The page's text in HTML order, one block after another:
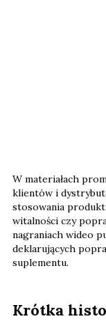
W materiałach
klientów i
stosowania
witalności czy
nagraniach wideo
deklarujących
suplementu.
Krótka